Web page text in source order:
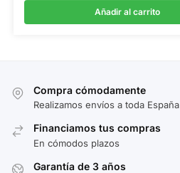
Añadir al carrito
Compra cómodamente
Realizamos envíos a toda España
Financiamos tus compras
En cómodos plazos
Garantía de 3 años